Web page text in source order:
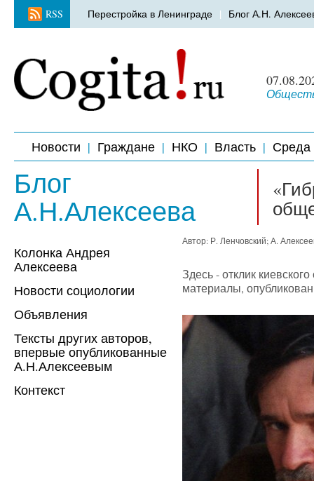
RSS Перестройка в Ленинграде Блог А.Н.
Новости Граждане НКО Власть Среда
Блог
А.Н.Алексеева
Колонка Андрея
Алексеева
Новости социологии
Объявления
Тексты других авторов,
впервые опубликованные
А.Н.Алексеевым
Контекст
Автор: Р. Ленчовский; А.
Здесь - отклик
материалы,